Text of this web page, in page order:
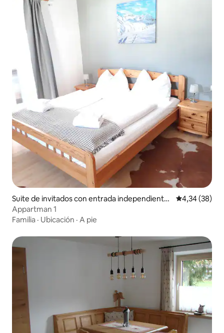
Suite de invitados con entrada independiente
en Bruck an der Großglocknerstraße
Calificación
4,34 (38)
Appartman 1
Familia · Ubicación · A pie